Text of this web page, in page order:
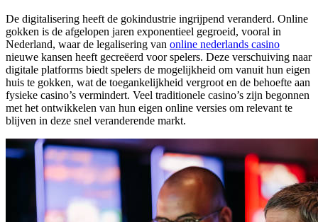
De digitalisering heeft de gokindustrie ingrijpend veranderd. Online
gokken is de afgelopen jaren exponentieel gegroeid, vooral in
Nederland, waar de legalisering van online nederlands casino
nieuwe kansen heeft gecreëerd voor spelers. Deze verschuiving naar
digitale platforms biedt spelers de mogelijkheid om vanuit hun eigen
huis te gokken, wat de toegankelijkheid vergroot en de behoefte aan
fysieke casino’s vermindert. Veel traditionele casino’s zijn begonnen
met het ontwikkelen van hun eigen online versies om relevant te
blijven in deze snel veranderende markt.